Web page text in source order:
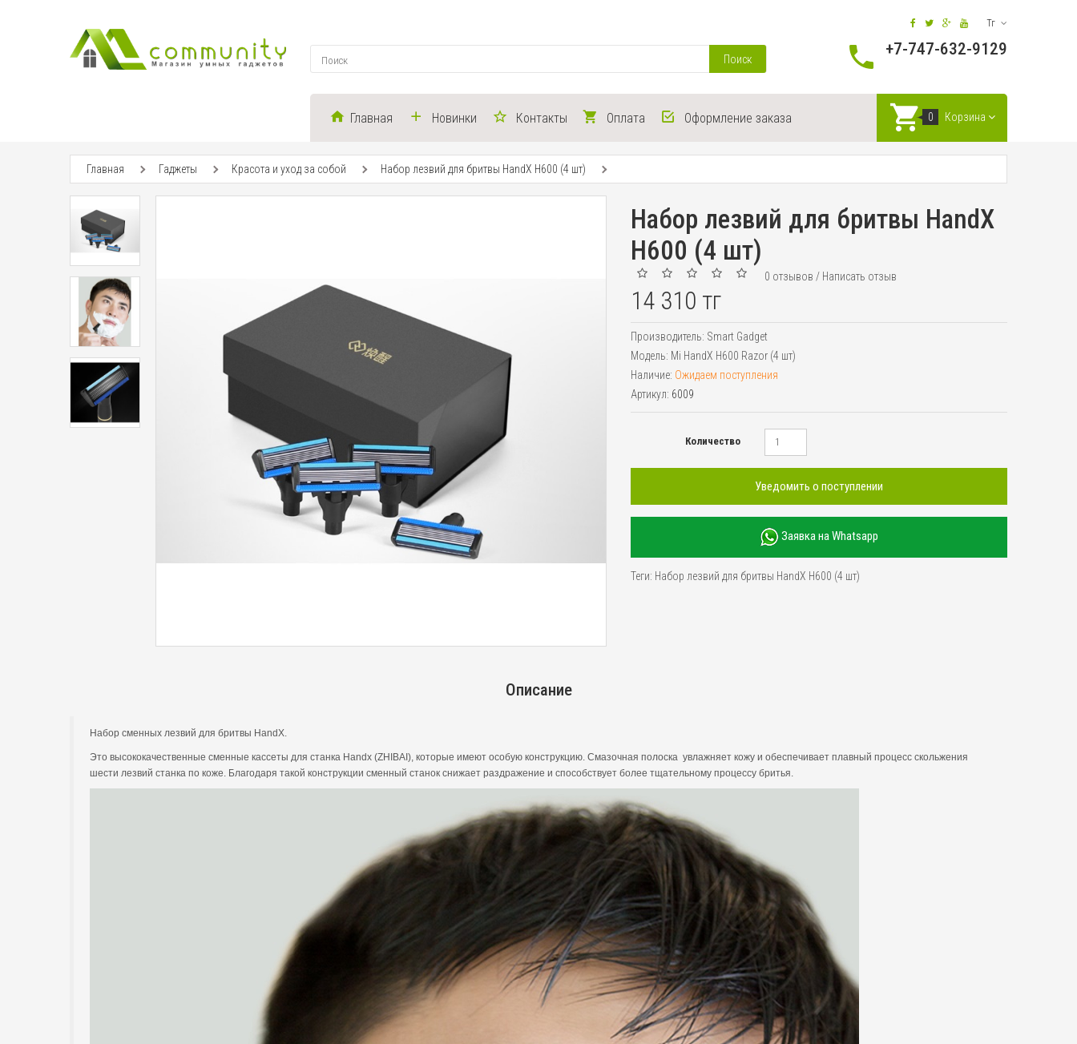
Тг
Поиск
+7-747-632-9129
Главная Новинки Контакты Оплата Оформление заказа 0 Корзина
Главная Гаджеты Красота и уход за собой Набор лезвий для бритвы HandX H600 (4 шт)
Набор лезвий для бритвы HandX
H600 (4 шт)
0 отзывов / Написать отзыв
14 310 тг
Производитель: Smart Gadget
Модель: Mi HandX H600 Razor (4 шт)
Наличие: Ожидаем поступления
Артикул: 6009
Количество
Уведомить о поступлении
Заявка на Whatsapp
Теги: Набор лезвий для бритвы HandX H600 (4 шт)
Описание
Набор сменных лезвий для бритвы HandX.
Это высококачественные сменные кассеты для станка Handx (ZHIBAI), которые имеют особую конструкцию. Смазочная полоска увлажняет кожу и обеспечивает плавный процесс скольжения
шести лезвий станка по коже. Благодаря такой конструкции сменный станок снижает раздражение и способствует более тщательному процессу бритья.